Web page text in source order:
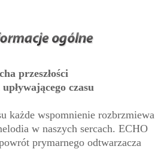
przeszłości
czasu
każde wspomnienie rozbrzmiewa
w naszych sercach. ECHO
prymarnego odtwarzacza